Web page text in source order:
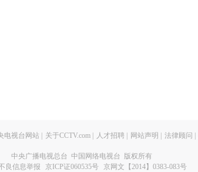
电视台网站 | 关于CCTV.com | 人才招聘 | 网站声明 | 法律顾问 |
中央广播电视总台 中国网络电视台 版权所有
良信息举报
京ICP证060535号 京网文【2014】0383-083号